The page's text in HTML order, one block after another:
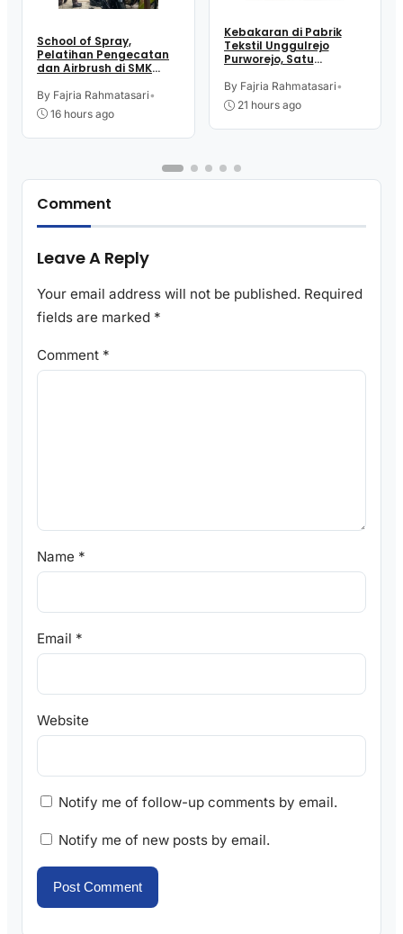
School of Spray,
Pelatihan Pengecatan
dan Airbrush di SMK
Kutoarjo
By Fajria Rahmatasari•
16 hours ago
Kebakaran di Pabrik
Tekstil Unggulrejo
Purworejo, Satu
Tulang, Petugas
Damkar Sesak Nafas
By Fajria Rahmatasari•
21 hours ago
Comment
Leave A Reply
Your email address will not be published. Required
fields are marked *
Comment *
Name *
Email *
Website
Notify me of follow-up comments by email.
Notify me of new posts by email.